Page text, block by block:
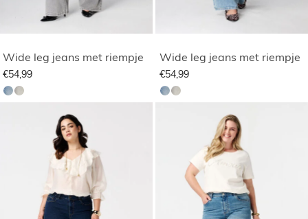
Wide leg jeans met riempje
€54,99
Wide leg jeans met riempje
€54,99